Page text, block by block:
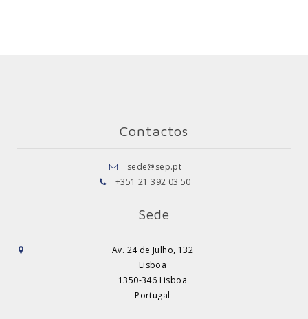
Contactos
sede@sep.pt
+351 21 392 03 50
Sede
Av. 24 de Julho, 132
Lisboa
1350-346 Lisboa
Portugal